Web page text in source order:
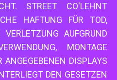
STREET CO'LEHNT
HAFTUNG FÜR TOD,
AUFGRUND
MONTAGE
ANGEGEBENEN DISPLAYS
DEN GESETZEN